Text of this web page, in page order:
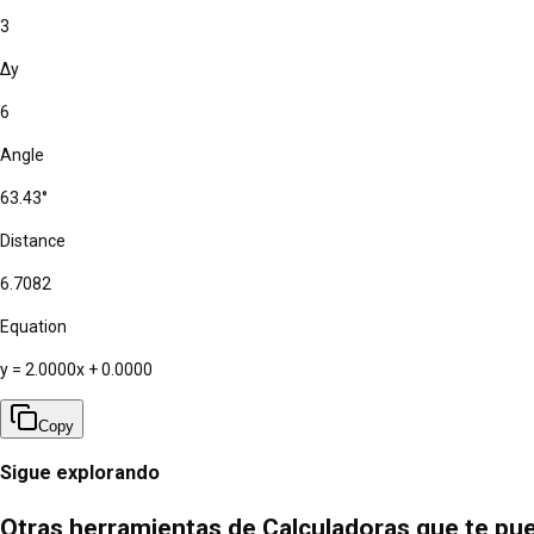
3
Δy
6
Angle
63.43°
Distance
6.7082
Equation
y = 2.0000x +0.0000
Copy
Sigue explorando